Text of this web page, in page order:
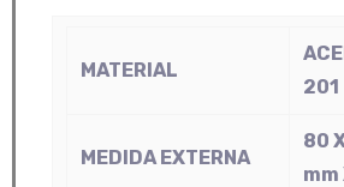
MATERIAL
201
MEDIDA EXTERNA
80
mm